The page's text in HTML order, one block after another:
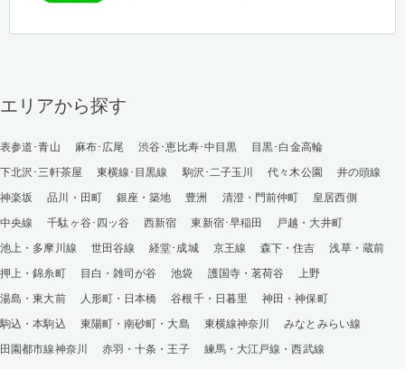
エリアから探す
表参道･青山 麻布･広尾 渋谷･恵比寿･中目黒
目黒･白金高輪
下北沢･三軒茶屋
東横線･目黒線 駒沢･二子玉川 代々木公園
井の頭線
神楽坂
品川・田町 銀座・築地 豊洲 清澄・門前仲町
皇居西側
中央線
千駄ヶ谷･四ッ谷 西新宿 東新宿･早稲田
戸越・大井町
池上・多摩川線
世田谷線 経堂･成城 京王線 森下・住吉
浅草・蔵前
押上・錦糸町
目白・雑司が谷 池袋 護国寺・茗荷谷
上野
湯島・東大前
人形町・日本橋 谷根千・日暮里
神田・神保町
駒込・本駒込
東陽町・南砂町・大島 東横線神奈川
みなとみらい線
田園都市線神奈川
赤羽・十条・王子
練馬・大江戸線・西武線